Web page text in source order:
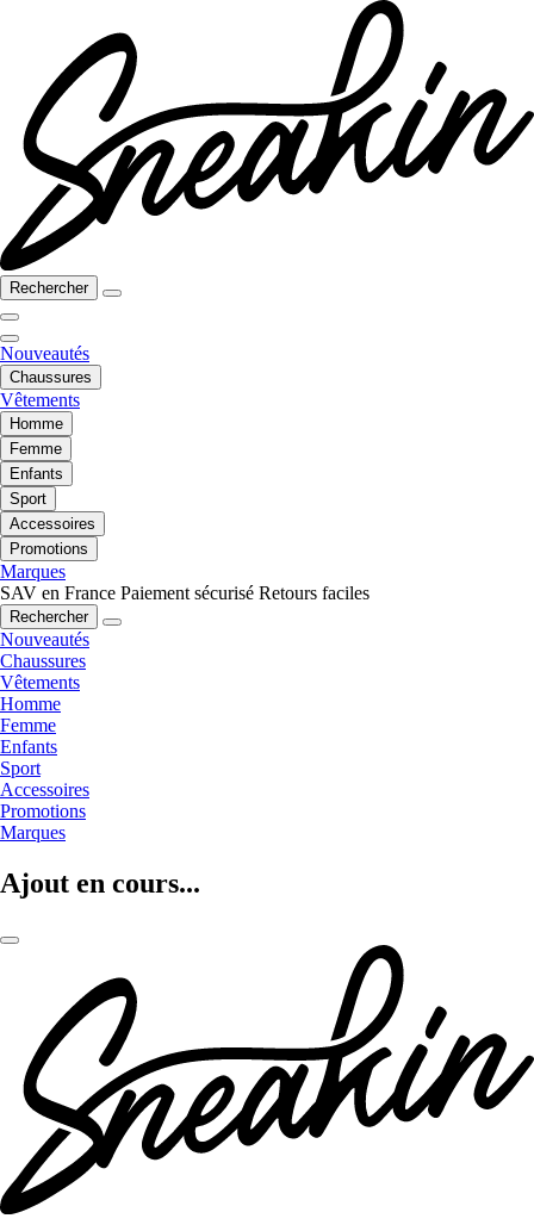
Rechercher
Nouveautés
Chaussures
Vêtements
Homme
Femme
Enfants
Sport
Accessoires
Promotions
Marques
SAV en France Paiement sécurisé Retours faciles
Rechercher
Nouveautés
Chaussures
Vêtements
Homme
Femme
Enfants
Sport
Accessoires
Promotions
Marques
Ajout en cours...